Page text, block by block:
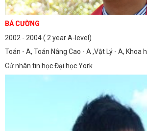
BÁ CƯỜNG
2002 - 2004 ( 2 year A-level)
Toán - A, Toán Nâng Cao - A ,Vật Lý - A, Khoa
Cử nhân tin học Đại học York